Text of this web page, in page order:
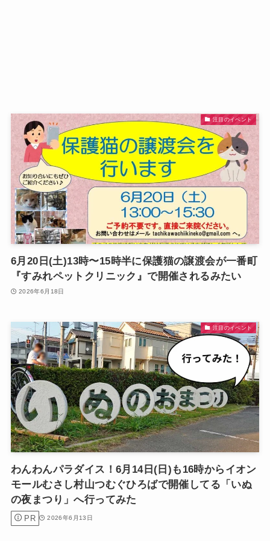
注目のイベント
6月20日(土)13時〜15時半に保護猫の譲渡会が一番町
『すみれペットクリニック』で開催されるみたい
2026年6月18日
注目のイベント
わんわんパラダイス！6月14日(日)も16時からイオン
モールむさし村山つむぐひろばで開催してる「いぬ
の夜まつり」へ行ってみた
PR 2026年6月13日